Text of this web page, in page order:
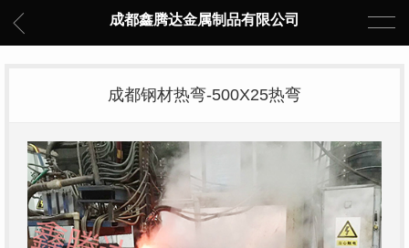
成都鑫腾达金属制品有限公司
成都钢材热弯-500X25热弯